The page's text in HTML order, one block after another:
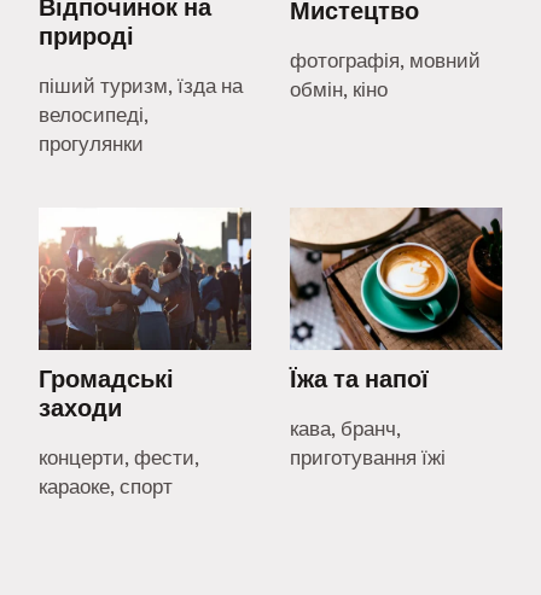
Відпочинок на
природі
піший туризм, їзда на
велосипеді,
прогулянки
Мистецтво
фотографія, мовний
обмін, кіно
Громадські
заходи
концерти, фести,
караоке, спорт
Їжа та напої
кава, бранч,
приготування їжі